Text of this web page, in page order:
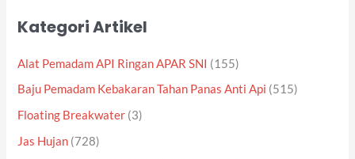
Kategori Artikel
Alat Pemadam API Ringan APAR SNI (155)
Baju Pemadam Kebakaran Tahan Panas Anti Api (515)
Floating Breakwater (3)
Jas Hujan (728)